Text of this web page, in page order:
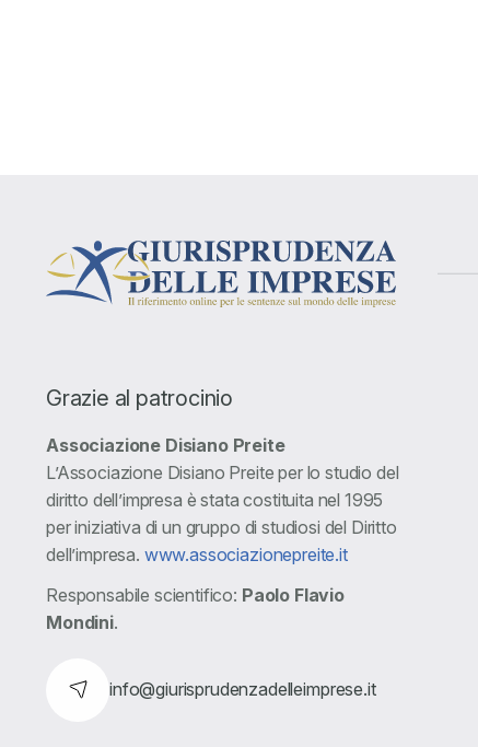
Grazie al patrocinio
Associazione Disiano Preite
L’Associazione Disiano Preite per lo studio del
diritto dell’impresa è stata costituita nel 1995
per iniziativa di un gruppo di studiosi del Diritto
dell’impresa. www.associazionepreite.it
Responsabile scientifico: Paolo Flavio
Mondini.
info@giurisprudenzadelleimprese.it